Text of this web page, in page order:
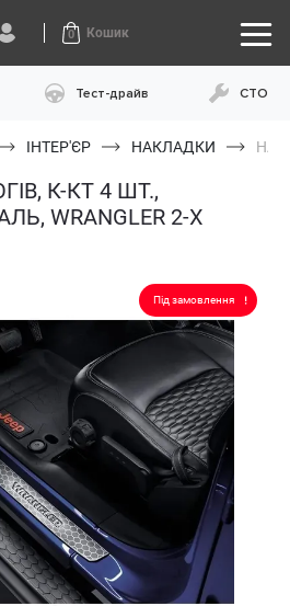
0 Кошик
Тест-драйв СТО
ІНТЕР'ЄР НАКЛАДКИ
К-КТ 4 ШТ.,
WRANGLER 2-Х
Під замовлення